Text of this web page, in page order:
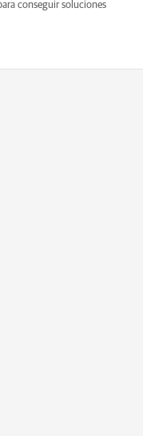
conseguir soluciones